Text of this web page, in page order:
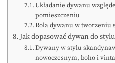
Układanie dywanu
pomieszczeniu
Rola dywanu w tworzeniu
Jak dopasować dywan do
Dywany w stylu
nowoczesnym, boho i